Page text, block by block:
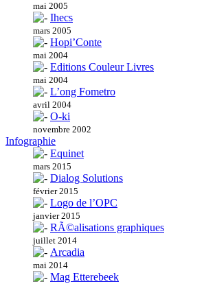
mai 2005
Ihecs
mars 2005
Hopi’Conte
mai 2004
Editions Couleur Livres
mai 2004
L’ong Fometro
avril 2004
O-ki
novembre 2002
Infographie
Equinet
mars 2015
Dialog Solutions
février 2015
Logo de l’OPC
janvier 2015
RÃ©alisations graphiques
juillet 2014
Arcadia
mai 2014
Mag Etterebeek